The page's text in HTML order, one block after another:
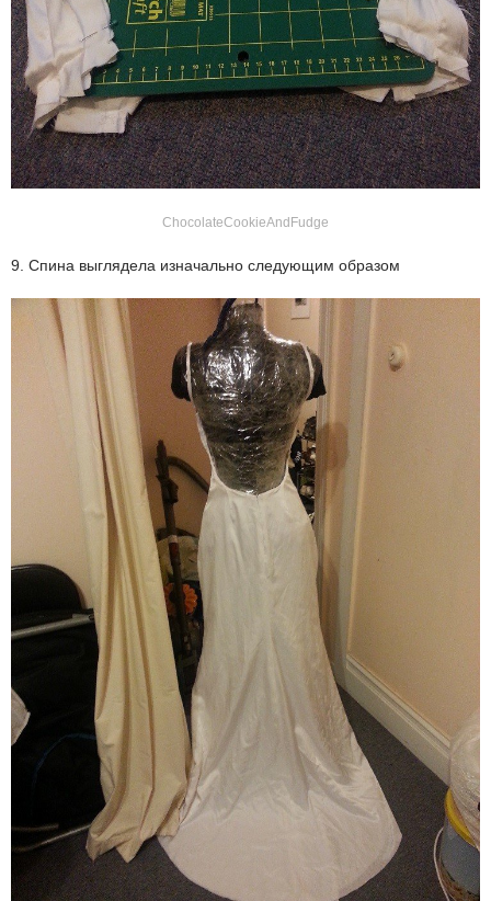
ChocolateCookieAndFudge
9. Спина выглядела изначально следующим образом